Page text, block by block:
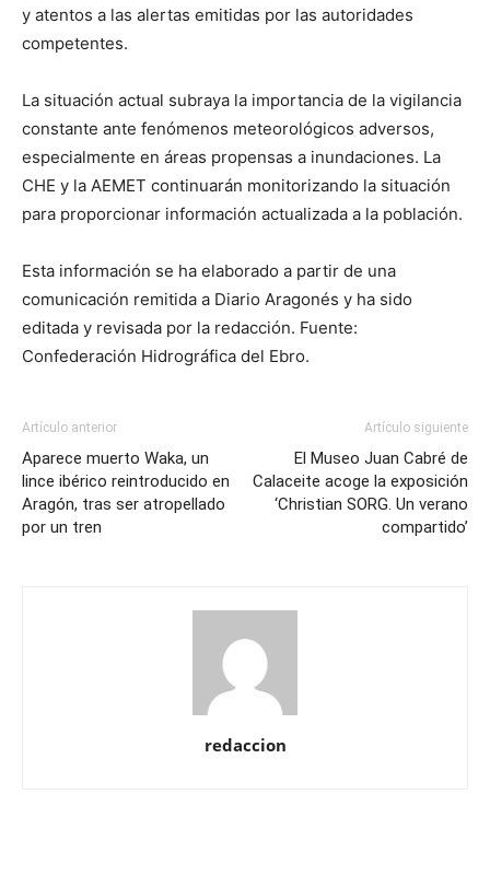
y atentos a las alertas emitidas por las autoridades
competentes.
La situación actual subraya la importancia de la vigilancia
constante ante fenómenos meteorológicos adversos,
especialmente en áreas propensas a inundaciones. La
CHE y la AEMET continuarán monitorizando la situación
para proporcionar información actualizada a la población.
Esta información se ha elaborado a partir de una
comunicación remitida a Diario Aragonés y ha sido
editada y revisada por la redacción. Fuente:
Confederación Hidrográfica del Ebro.
Artículo anterior
Aparece muerto Waka, un
lince ibérico reintroducido en
Aragón, tras ser atropellado
por un tren
Artículo siguiente
El Museo Juan Cabré de
Calaceite acoge la exposición
‘Christian SORG. Un verano
compartido’
redaccion